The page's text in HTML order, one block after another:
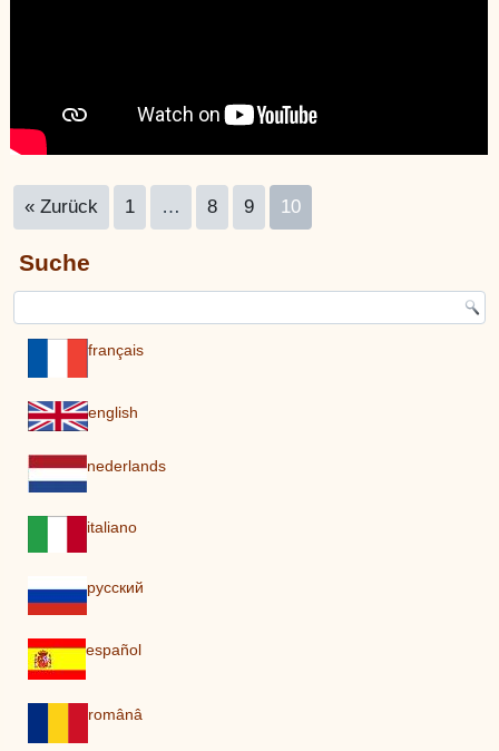
« Zurück 1 … 8 9 10
Suche
français
english
nederlands
italiano
pусский
español
românâ